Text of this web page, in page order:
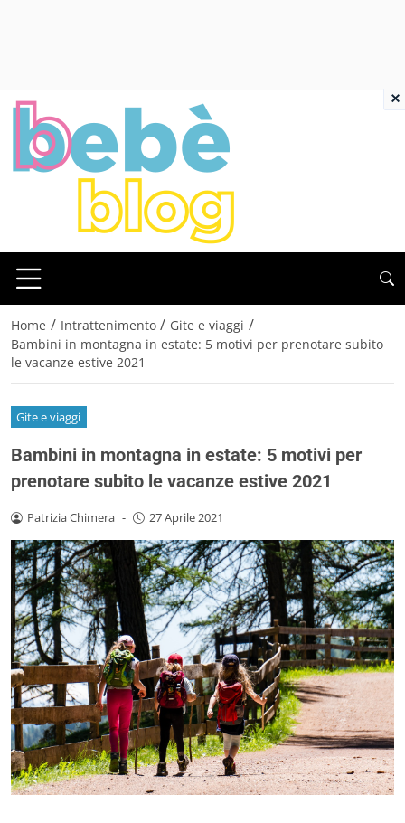
Home / Intrattenimento / Gite e viaggi /
Bambini in montagna in estate: 5 motivi per prenotare subito
le vacanze estive 2021
Gite e viaggi
Bambini in montagna in estate: 5 motivi per
prenotare subito le vacanze estive 2021
Patrizia Chimera - 27 Aprile 2021
×